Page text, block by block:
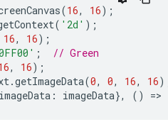
(16, 16);
( '2d' );
16, 16);
;
// Green
, 16);
.getImageData(0, 0, 16, 16
imageData : imageData}, () =>